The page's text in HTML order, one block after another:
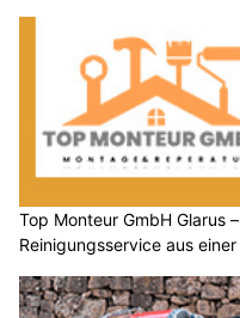
Top Monteur GmbH Glarus
Reinigungsservice aus einer